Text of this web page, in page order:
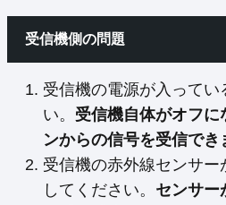
受信機側の問題
受信機の電源が入ってい
い。 受信機自体がオフに
ンからの信号を受信でき
受信機の赤外線センサ
してください。 センサー